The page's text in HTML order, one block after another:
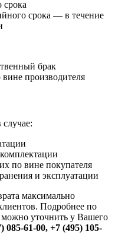
срока
срока — в течение
брак
производителя
по вине покупателя
и эксплуатации
максимально
Подробнее по
можно уточнить у Вашего
085-61-00, +7 (495) 105-